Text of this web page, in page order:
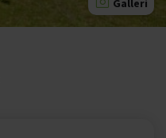
Galleri